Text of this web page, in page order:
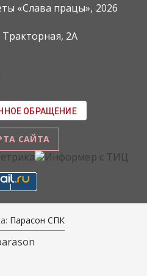
«Слава працы», 2026
Тракторная, 2А
ОБРАЩЕНИЕ
САЙТА
Парасон СПК